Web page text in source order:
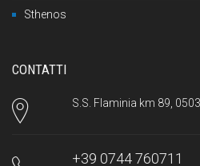
Sthenos
CONTATTI
S.S. Flaminia km 89,
+39 0744 760711